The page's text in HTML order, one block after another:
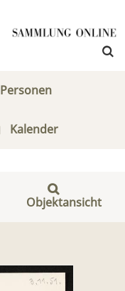
Personen
Kalender
Objektansicht